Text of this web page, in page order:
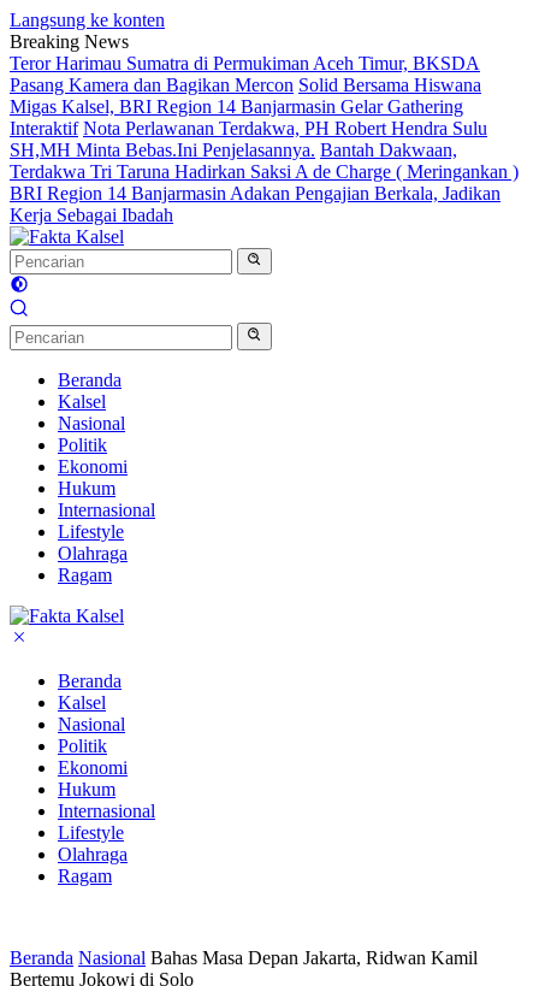
Langsung ke konten
Breaking News
Teror Harimau Sumatra di Permukiman Aceh Timur, BKSDA
Pasang Kamera dan Bagikan Mercon Solid Bersama Hiswana
Migas Kalsel, BRI Region 14 Banjarmasin Gelar Gathering
Interaktif Nota Perlawanan Terdakwa, PH Robert Hendra Sulu
SH,MH Minta Bebas.Ini Penjelasannya. Bantah Dakwaan,
Terdakwa Tri Taruna Hadirkan Saksi A de Charge ( Meringankan )
BRI Region 14 Banjarmasin Adakan Pengajian Berkala, Jadikan
Kerja Sebagai Ibadah
Beranda
Kalsel
Nasional
Politik
Ekonomi
Hukum
Internasional
Lifestyle
Olahraga
Ragam
Beranda
Kalsel
Nasional
Politik
Ekonomi
Hukum
Internasional
Lifestyle
Olahraga
Ragam
Beranda Nasional Bahas Masa Depan Jakarta, Ridwan Kamil
Bertemu Jokowi di Solo